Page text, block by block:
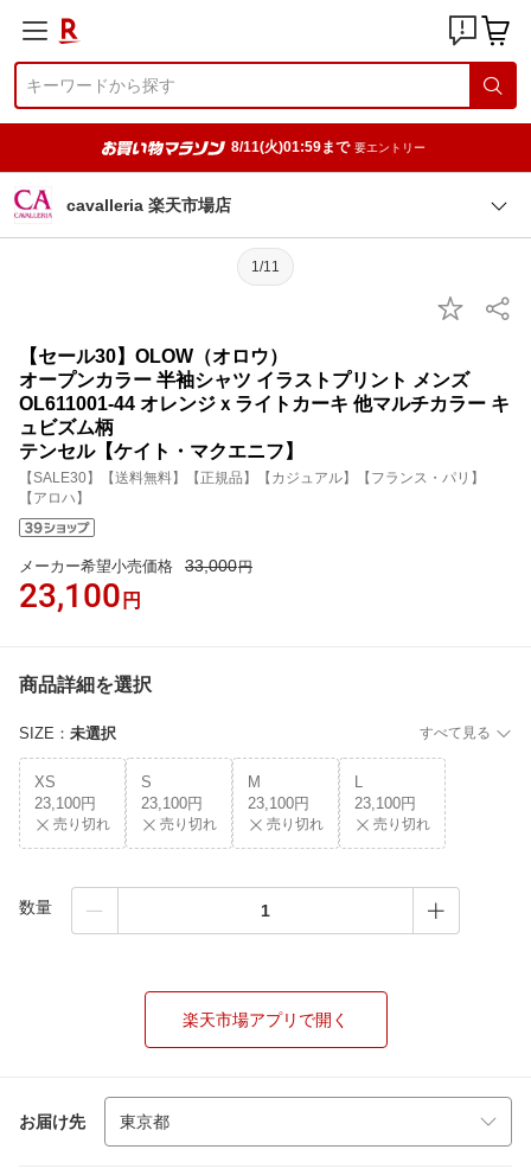
8/11(火)01:59まで 要エントリー
cavalleria 楽天市場店
1/11
【セール30】OLOW（オロウ）
オープンカラー 半袖シャツ イラストプリント メンズ
OL611001-44 オレンジｘライトカーキ 他マルチカラー キ
ュビズム柄
テンセル【ケイト・マクエニフ】
【SALE30】【送料無料】【正規品】【カジュアル】【フランス・パリ】
【アロハ】
メーカー希望小売価格 33,000円
23,100 円
商品詳細を選択
SIZE ： 未選択 すべて見る
XS
23,100円
売り切れ
S
23,100円
売り切れ
M
23,100円
売り切れ
L
23,100円
売り切れ
数量
楽天市場アプリで開く
お届け先